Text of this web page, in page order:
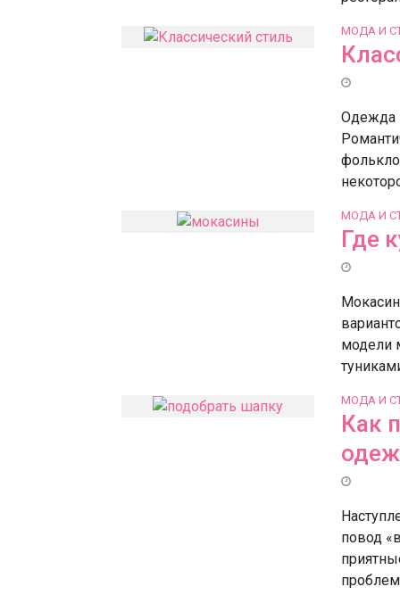
МОДА И
Одежда
МОДА И
Где
модели
МОДА И
Как
повод